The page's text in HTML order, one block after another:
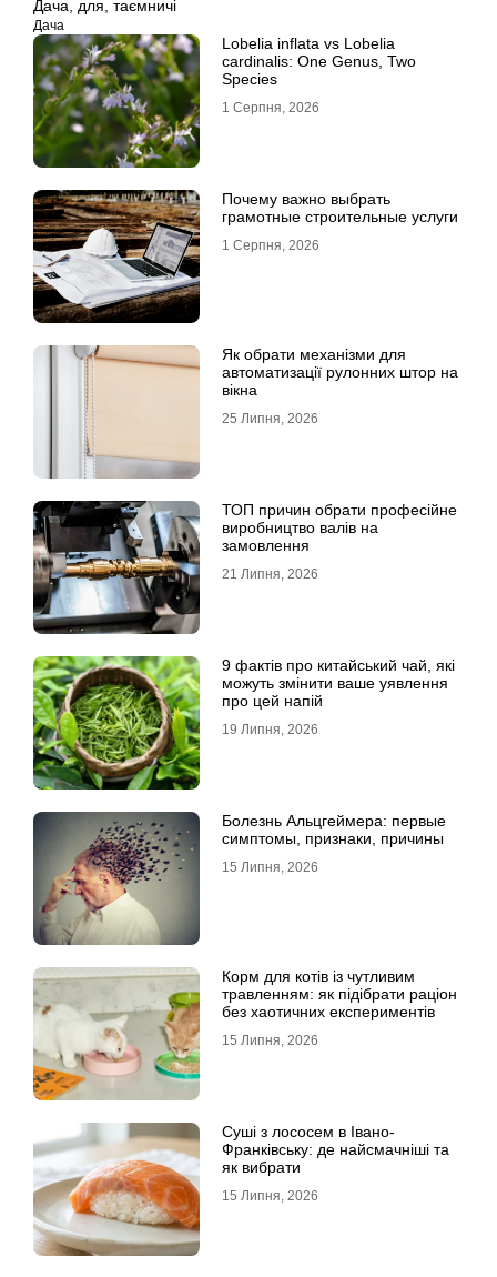
Дача, для, таємничі
Дача
Lobelia inflata vs Lobelia
cardinalis: One Genus, Two
Species
1 Серпня, 2026
Почему важно выбрать
грамотные строительные услуги
1 Серпня, 2026
Як обрати механізми для
автоматизації рулонних штор на
вікна
25 Липня, 2026
ТОП причин обрати професійне
виробництво валів на
замовлення
21 Липня, 2026
9 фактів про китайський чай, які
можуть змінити ваше уявлення
про цей напій
19 Липня, 2026
Болезнь Альцгеймера: первые
симптомы, признаки, причины
15 Липня, 2026
Корм для котів із чутливим
травленням: як підібрати раціон
без хаотичних експериментів
15 Липня, 2026
Суші з лососем в Івано-
Франківську: де найсмачніші та
як вибрати
15 Липня, 2026